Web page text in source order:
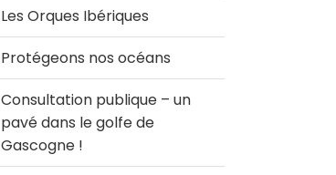
Les Orques Ibériques
Protégeons nos océans
Consultation publique – un
pavé dans le golfe de
Gascogne !